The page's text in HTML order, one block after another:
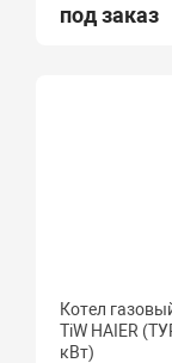
под заказ
Котел
TiW HAIER
кВт)